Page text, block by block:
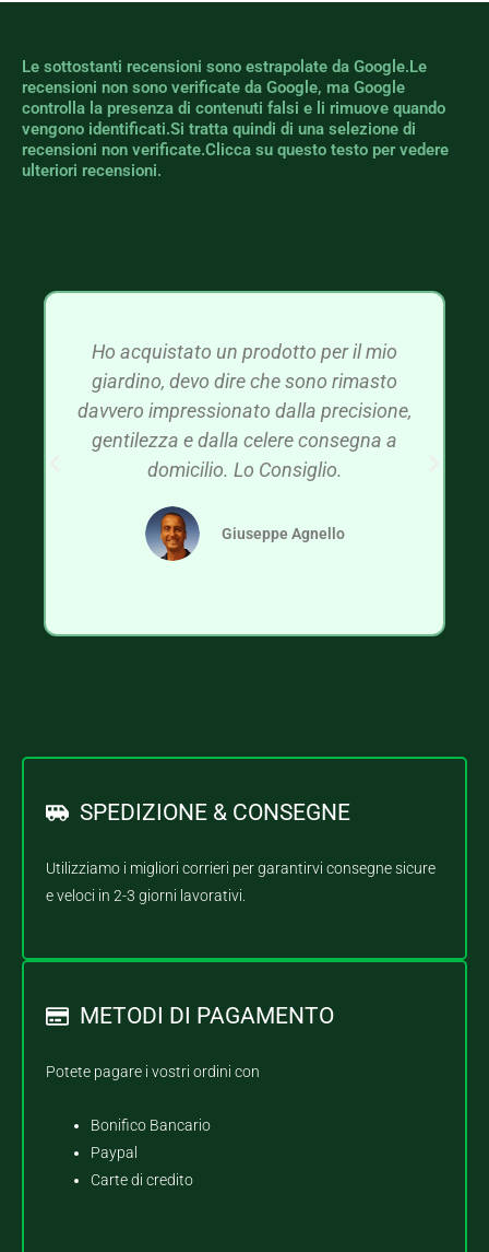
Le sottostanti recensioni sono estrapolate da Google.Le
recensioni non sono verificate da Google, ma Google
controlla la presenza di contenuti falsi e li rimuove quando
vengono identificati.Si tratta quindi di una selezione di
recensioni non verificate.Clicca su questo testo per vedere
ulteriori recensioni.
Ho acquistato un prodotto per il mio
giardino, devo dire che sono rimasto
davvero impressionato dalla precisione,
gentilezza e dalla celere consegna a
domicilio. Lo Consiglio.
Giuseppe Agnello
SPEDIZIONE & CONSEGNE
Utilizziamo i migliori corrieri per garantirvi consegne sicure
e veloci in 2-3 giorni lavorativi.
METODI DI PAGAMENTO
Potete pagare i vostri ordini con
Bonifico Bancario
Paypal
Carte di credito